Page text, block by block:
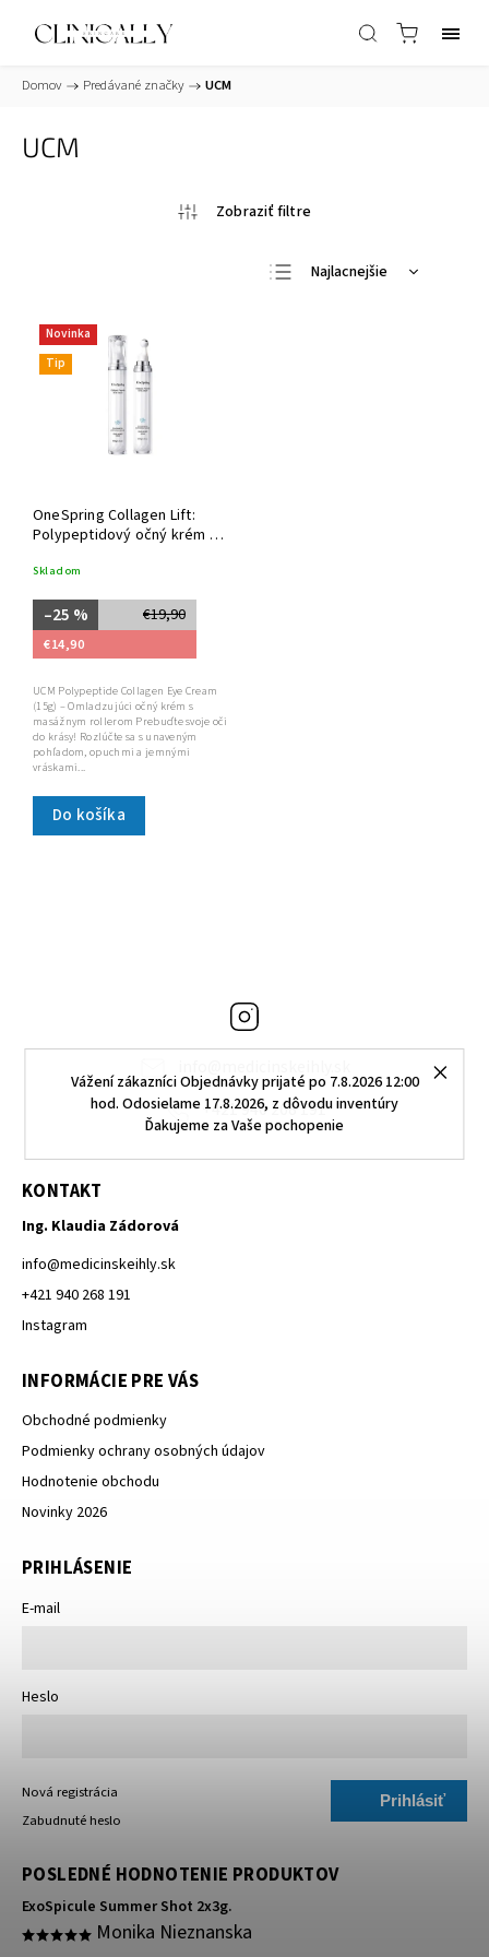
Vážení zákazníci Objednávky prijaté po 7.8.2026 12:00
hod. Odosielame 17.8.2026, z dôvodu inventúry
Ďakujeme za Vaše pochopenie
Domov / Predávané značky / UCM
UCM
Najlacnejšie
Novinka
Tip
OneSpring Collagen Lift:
Polypeptidový očný krém s
Skladom
€19,90
–25 %
€14,90
Do košíka
UCM Polypeptide Collagen Eye Cream
(15g) – Omladzujúci očný krém s
masážnym rollerom Prebuďte svoje oči
do krásy! Rozlúčte sa s unaveným
pohľadom, opuchmi a jemnými
vráskami...
+421 940 268 191
KONTAKT
Ing. Klaudia Zádorová
info@medicinskeihly.sk
+421 940 268 191
Instagram
INFORMÁCIE PRE VÁS
Obchodné podmienky
Podmienky ochrany osobných údajov
Hodnotenie obchodu
Novinky 2026
PRIHLÁSENIE
E-mail
Heslo
Prihlásiť
Nová registrácia
Zabudnuté heslo
POSLEDNÉ HODNOTENIE PRODUKTOV
ExoSpicule Summer Shot 2x3g.
Monika Nieznanska